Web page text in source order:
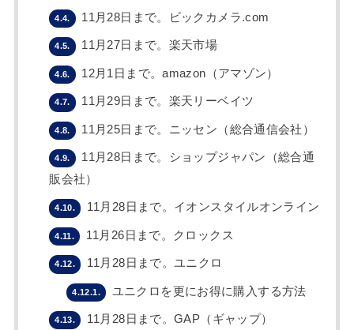
4.4. 11月28日まで。ビックカメラ.com
4.5. 11月27日まで。楽天市場
4.6. 12月1日まで。amazon（アマゾン）
4.7. 11月29日まで。楽天リーベイツ
4.8. 11月25日まで。ニッセン（総合通信会社）
4.9.
11月28日まで。ショップジャパン（総合通
販会社）
4.10. 11月28日まで。イオンスタイルオンライン
4.11. 11月26日まで。クロックス
4.12. 11月28日まで。ユニクロ
4.12.1. ユニクロを更にお得に購入する方法
4.13. 11月28日まで。GAP（ギャップ）